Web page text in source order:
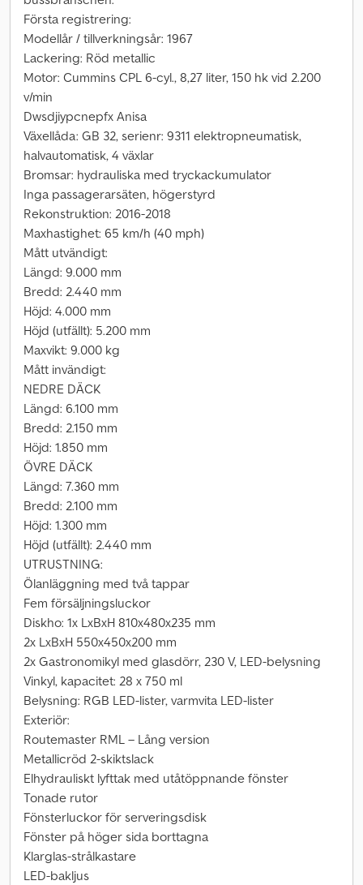
Första registrering:
Modellår / tillverkningsår: 1967
Lackering: Röd metallic
Motor: Cummins CPL 6-cyl., 8,27 liter, 150 hk vid 2.200
v/min
Dwsdjiypcnepfx Anisa
Växellåda: GB 32, serienr: 9311 elektropneumatisk,
halvautomatisk, 4 växlar
Bromsar: hydrauliska med tryckackumulator
Inga passagerarsäten, högerstyrd
Rekonstruktion: 2016-2018
Maxhastighet: 65 km/h (40 mph)
Mått utvändigt:
Längd: 9.000 mm
Bredd: 2.440 mm
Höjd: 4.000 mm
Höjd (utfällt): 5.200 mm
Maxvikt: 9.000 kg
Mått invändigt:
NEDRE DÄCK
Längd: 6.100 mm
Bredd: 2.150 mm
Höjd: 1.850 mm
ÖVRE DÄCK
Längd: 7.360 mm
Bredd: 2.100 mm
Höjd: 1.300 mm
Höjd (utfällt): 2.440 mm
UTRUSTNING:
Ölanläggning med två tappar
Fem försäljningsluckor
Diskho: 1x LxBxH 810x480x235 mm
2x LxBxH 550x450x200 mm
2x Gastronomikyl med glasdörr, 230 V, LED-belysning
Vinkyl, kapacitet: 28 x 750 ml
Belysning: RGB LED-lister, varmvita LED-lister
Exteriör:
Routemaster RML – Lång version
Metallicröd 2-skiktslack
Elhydrauliskt lyfttak med utåtöppnande fönster
Tonade rutor
Fönsterluckor för serveringsdisk
Fönster på höger sida borttagna
Klarglas-strålkastare
LED-bakljus